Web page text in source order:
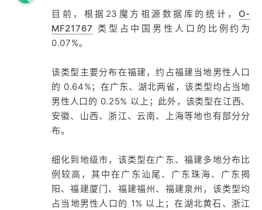
目前，根据23魔方祖源数据库的统计， O-
MF21767 类型占中国男性人口的比例约为
0.07%。
该类型主要分布在福建，约占福建当地男性人口
的 0.64%；在广东、湖北两省，该类型均占当地
男性人口的 0.25% 以上；此外，该类型在江西、
安徽、山西、浙江、云南、上海等地也有部分分
布。
细化到地级市，该类型在广东、福建多地分布比
例较高，其中在广东汕尾、广东珠海、广东揭
阳、福建厦门、福建福州、福建泉州，该类型均
占当地男性人口的 1% 以上；在湖北黄石、浙江